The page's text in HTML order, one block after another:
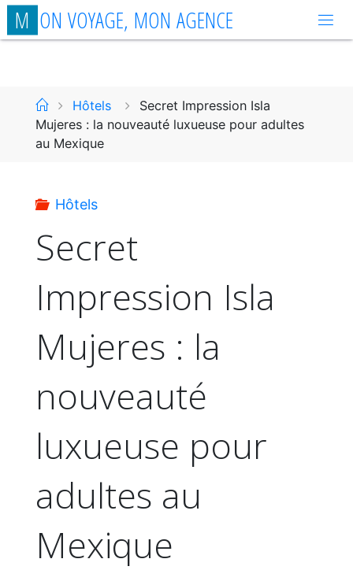
Aller
auM ON VOYAGE, MON AGENCE
AccueilHôtels
Secret Impression Isla
Mujeres : la nouveauté luxueuse pour adultes
au Mexique
Hôtels
Secret
Impression Isla
Mujeres : la
nouveauté
luxueuse pour
adultes au
Mexique